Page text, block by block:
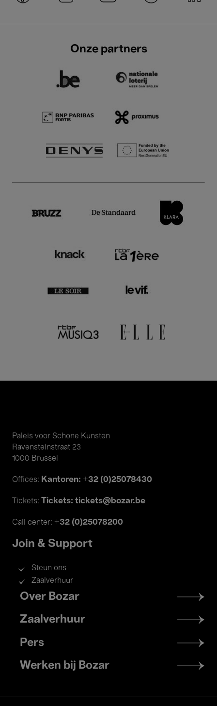
Onze partners
Paleis voor Schone Kunsten
Ravensteinstraat 23
1000 Brussel
Offices: Kantoren: +32 (0)25078430
Tickets: Tickets: tickets@bozar.be
Call center: +32 (0)25078200
Join & Support
Steun ons
Zaalverhuur
Footer
menu
Over Bozar
Zaalverhuur
Pers
Werken bij Bozar